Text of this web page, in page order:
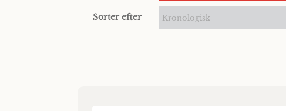
Sorter efter Kronologisk